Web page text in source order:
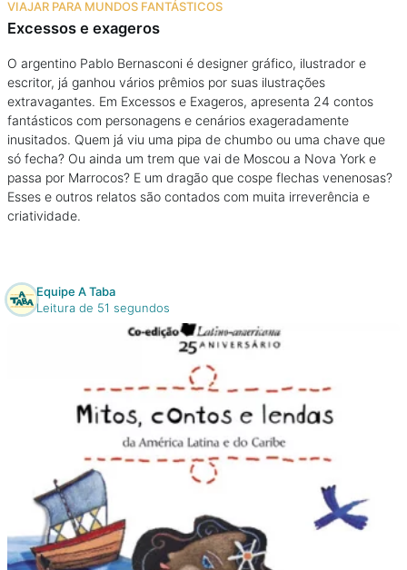
VIAJAR PARA MUNDOS FANTÁSTICOS
Excessos e exageros
O argentino Pablo Bernasconi é designer gráfico, ilustrador e
escritor, já ganhou vários prêmios por suas ilustrações
extravagantes. Em Excessos e Exageros, apresenta 24 contos
fantásticos com personagens e cenários exageradamente
inusitados. Quem já viu uma pipa de chumbo ou uma chave que
só fecha? Ou ainda um trem que vai de Moscou a Nova York e
passa por Marrocos? E um dragão que cospe flechas venenosas?
Esses e outros relatos são contados com muita irreverência e
criatividade.
Equipe A Taba
Leitura de 51 segundos